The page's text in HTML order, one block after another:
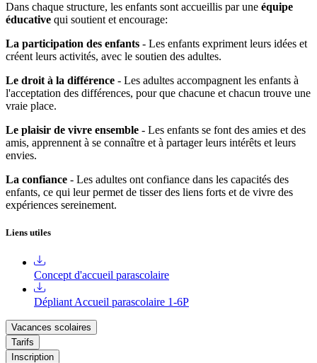
Dans chaque structure, les enfants sont accueillis par une équipe
éducative qui soutient et encourage:
La participation des enfants - Les enfants expriment leurs idées et
créent leurs activités, avec le soutien des adultes.
Le droit à la différence - Les adultes accompagnent les enfants à
l'acceptation des différences, pour que chacune et chacun trouve une
vraie place.
Le plaisir de vivre ensemble - Les enfants se font des amies et des
amis, apprennent à se connaître et à partager leurs intérêts et leurs
envies.
La confiance - Les adultes ont confiance dans les capacités des
enfants, ce qui leur permet de tisser des liens forts et de vivre des
expériences sereinement.
Liens utiles
Concept d'accueil parascolaire
Dépliant Accueil parascolaire 1-6P
Vacances scolaires
Tarifs
Inscription